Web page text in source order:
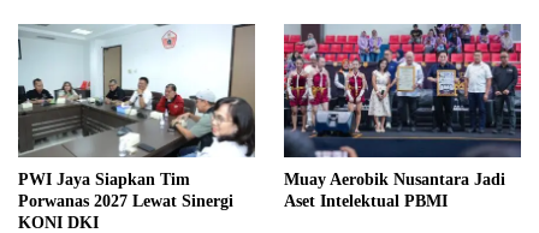
PWI Jaya Siapkan Tim
Porwanas 2027 Lewat Sinergi
KONI DKI
Muay Aerobik Nusantara Jadi
Aset Intelektual PBMI